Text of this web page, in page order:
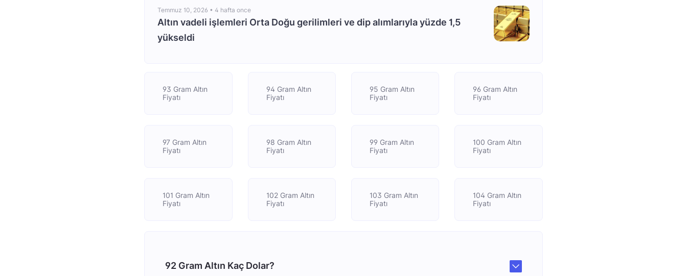
Temmuz 10, 2026 •4 hafta once
Altın vadeli işlemleri Orta Doğu gerilimleri ve dip alımlarıyla yüzde 1,5
yükseldi
93 Gram Altın
Fiyatı
94 Gram Altın
Fiyatı
95 Gram Altın
Fiyatı
96 Gram Altın
Fiyatı
97 Gram Altın
Fiyatı
98 Gram Altın
Fiyatı
99 Gram Altın
Fiyatı
100 Gram Altın
Fiyatı
101 Gram Altın
Fiyatı
102 Gram Altın
Fiyatı
103 Gram Altın
Fiyatı
104 Gram Altın
Fiyatı
92 Gram Altın Kaç Dolar?